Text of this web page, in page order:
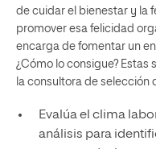
de cuidar el bienestar y la
promover esa felicidad
encarga de fomentar un
¿Cómo lo consigue? Estas
la consultora de selección
Evalúa el clima
análisis para